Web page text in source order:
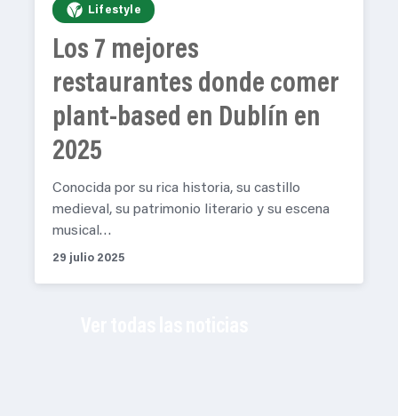
Lifestyle
Los 7 mejores
restaurantes donde comer
plant-based en Dublín en
2025
Conocida por su rica historia, su castillo
medieval, su patrimonio literario y su escena
musical…
29 julio 2025